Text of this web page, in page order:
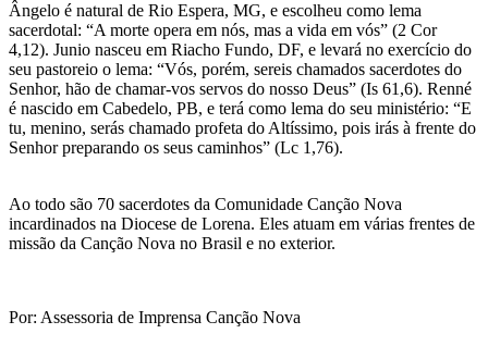
Ângelo é natural de Rio Espera, MG, e escolheu como lema
sacerdotal: “A morte opera em nós, mas a vida em vós” (2 Cor
4,12). Junio nasceu em Riacho Fundo, DF, e levará no exercício do
seu pastoreio o lema: “Vós, porém, sereis chamados sacerdotes do
Senhor, hão de chamar-vos servos do nosso Deus” (Is 61,6). Renné
é nascido em Cabedelo, PB, e terá como lema do seu ministério: “E
tu, menino, serás chamado profeta do Altíssimo, pois irás à frente do
Senhor preparando os seus caminhos” (Lc 1,76).
Ao todo são 70 sacerdotes da Comunidade Canção Nova
incardinados na Diocese de Lorena. Eles atuam em várias frentes de
missão da Canção Nova no Brasil e no exterior.
Por: Assessoria de Imprensa Canção Nova